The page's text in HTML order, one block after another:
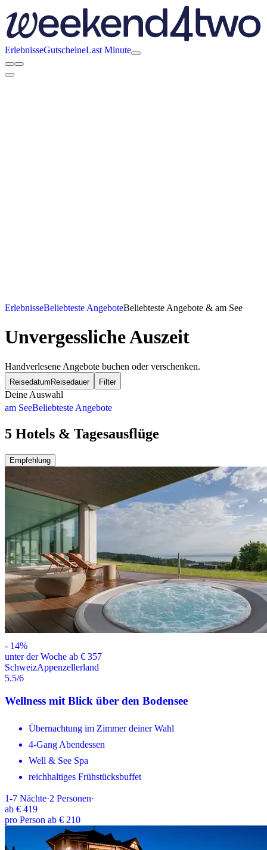
ErlebnisseGutscheineLast Minute
ErlebnisseBeliebteste AngeboteBeliebteste Angebote & am See
Unvergessliche Auszeit
Handverlesene Angebote buchen oder verschenken.
Reisedatum Reisedauer Filter
Deine Auswahl
am SeeBeliebteste Angebote
5 Hotels & Tagesausflüge
Empfehlung
- 14%
unter der Woche ab € 357
SchweizAppenzellerland
5.5/6
Wellness mit Blick über den Bodensee
Übernachtung im Zimmer deiner Wahl
4-Gang Abendessen
Well & See Spa
reichhaltiges Frühstücksbuffet
1-7 Nächte·2 Personen·
ab € 419
pro Person ab € 210